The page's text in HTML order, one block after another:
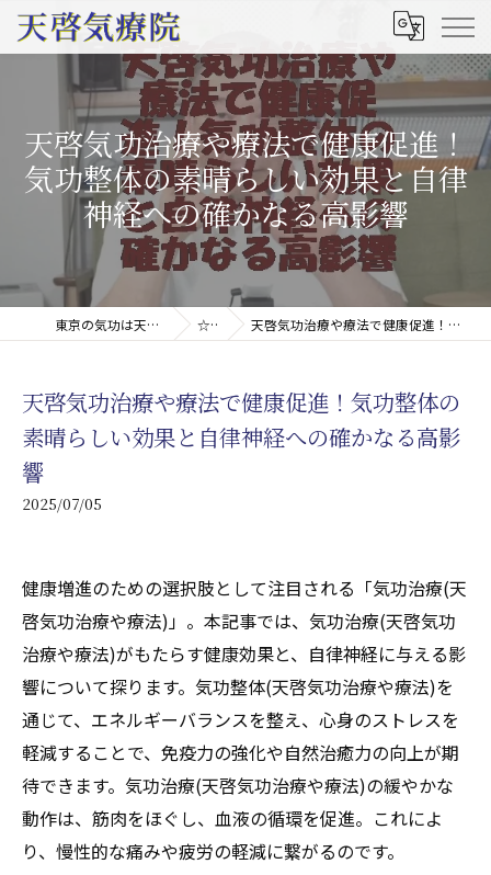
天啓気功治療や療法で健康促進！
気功整体の素晴らしい効果と自律
神経への確かなる高影響
東京の気功は天啓気療院(天啓気功療法治療院) ☆コラム 天啓気功治療や療法で健康促進！気功整体の素晴らしい効果と自律神経への確かなる高影響
天啓気功治療や療法で健康促進！気功整体の
素晴らしい効果と自律神経への確かなる高影
響
2025/07/05
健康増進のための選択肢として注目される「気功治療(天
啓気功治療や療法)」。本記事では、気功治療(天啓気功
治療や療法)がもたらす健康効果と、自律神経に与える影
響について探ります。気功整体(天啓気功治療や療法)を
通じて、エネルギーバランスを整え、心身のストレスを
軽減することで、免疫力の強化や自然治癒力の向上が期
待できます。気功治療(天啓気功治療や療法)の緩やかな
動作は、筋肉をほぐし、血液の循環を促進。これによ
り、慢性的な痛みや疲労の軽減に繋がるのです。